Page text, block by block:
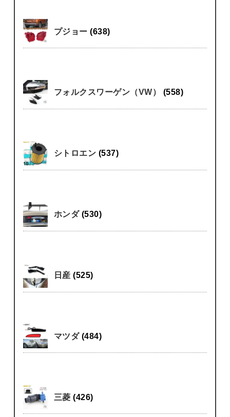
プジョー(638)
フォルクスワーゲン（VW） (558)
シトロエン (537)
ホンダ (530)
日産(525)
マツダ (484)
三菱(426)